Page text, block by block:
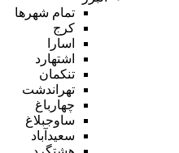
تمام شهر‌ها
کرج
اسارا
اشتهارد
تنکمان
تهراندشت
چهارباغ
ساوجبلاغ
سعیدآباد